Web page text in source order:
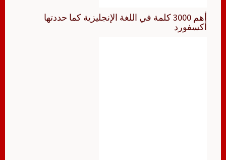
أهم 3000 كلمة في اللغة الإنجليزية كما حددتها
أكسفورد